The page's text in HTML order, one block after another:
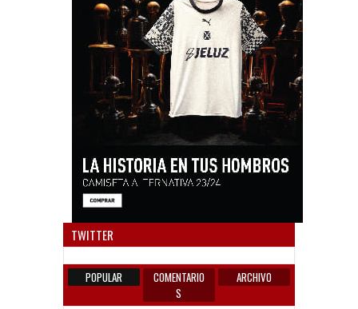
TWITTER
POPULAR
COMENTARIO
S
ARCHIVO